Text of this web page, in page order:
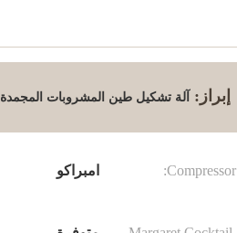
إبراز: آلة تشكيل طين المشروبات المجمدة
Compressor: امبراكو